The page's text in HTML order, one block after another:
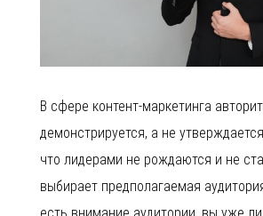
В сфере контент-маркетинга
демонстрируется, а не
что лидерами не рождаются и не
выбирает предполагаемая